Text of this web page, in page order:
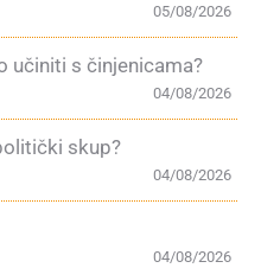
05/08/2026
učiniti s činjenicama?
04/08/2026
skup?
04/08/2026
04/08/2026